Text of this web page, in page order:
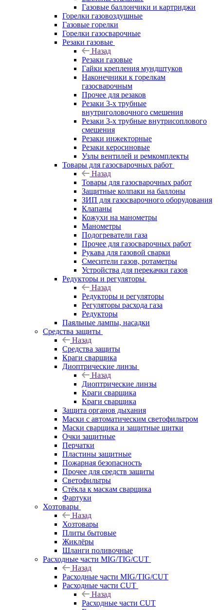
Газовые баллончики и картриджи
Горелки газовоздушные
Газовые горелки
Горелки газосварочные
Резаки газовые
Назад
Резаки газовые
Гайки крепления мундштуков
Наконечники к горелкам
газосварочным
Прочее для резаков
Резаки 3-х трубные
внутриголовочного смешения
Резаки 3-х трубные внутрисоплового
смешения
Резаки инжекторные
Резаки керосиновые
Узлы вентилей и ремкомплекты
Товары для газосварочных работ
Назад
Товары для газосварочных работ
Защитные колпаки на баллоны
ЗИП для газосварочного оборудования
Клапаны
Кожухи на манометры
Манометры
Подогреватели газа
Прочее для газосварочных работ
Рукава для газовой сварки
Смесители газов, ротаметры
Устройства для перекачки газов
Редукторы и регуляторы
Назад
Редукторы и регуляторы
Регуляторы расхода газа
Редукторы
Паяльные лампы, насадки
Средства защиты
Назад
Средства защиты
Краги сварщика
Диоптрические линзы
Назад
Диоптрические линзы
Краги сварщика
Краги сварщика
Защита органов дыхания
Маски с автоматическим светофильтром
Маски сварщика и защитные щитки
Очки защитные
Перчатки
Пластины защитные
Пожарная безопасность
Прочее для средств защиты
Светофильтры
Стёкла к маскам сварщика
Фартуки
Хозтовары
Назад
Хозтовары
Плиты бытовые
Жиклёры
Шланги поливочные
Расходные части MIG/TIG/CUT
Назад
Расходные части MIG/TIG/CUT
Расходные части CUT
Назад
Расходные части CUT